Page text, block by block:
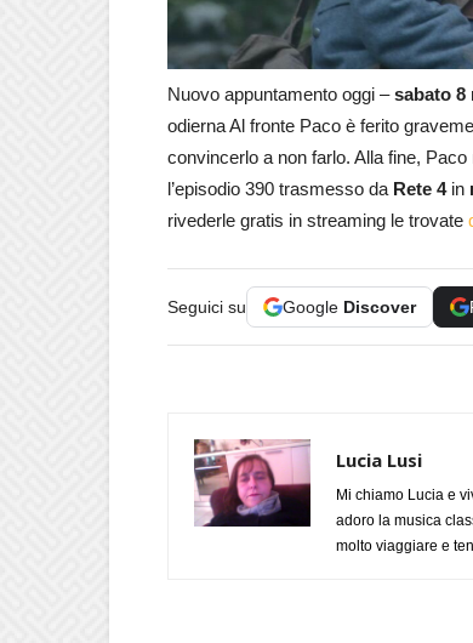
Nuovo appuntamento oggi –sabato 8
odierna Al fronte Paco è ferito
convincerlo a non farlo. Alla fine,
l’episodio 390 trasmesso da Rete 4in
rivederle gratis in streaming le trovate
Seguici su Google Discover
Lucia Lusi
Mi chiamo Lucia e
adoro la musica
molto viaggiare e